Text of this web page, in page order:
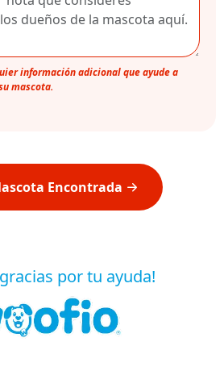
información adicional que ayude a
mascota.
Encontrada
por tu ayuda!